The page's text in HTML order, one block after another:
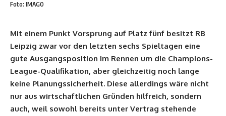
Foto: IMAGO
Mit einem Punkt Vorsprung auf Platz fünf besitzt RB
Leipzig zwar vor den letzten sechs Spieltagen eine
gute Ausgangsposition im Rennen um die Champions-
League-Qualifikation, aber gleichzeitig noch lange
keine Planungssicherheit. Diese allerdings wäre nicht
nur aus wirtschaftlichen Gründen hilfreich, sondern
auch, weil sowohl bereits unter Vertrag stehende